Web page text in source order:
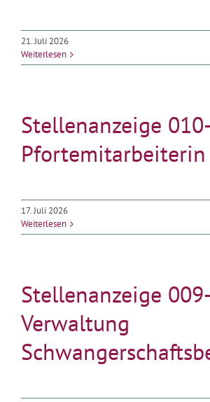
21. Juli 2026
Weiterlesen
Stellenanzeige
Pfortemitarbeiterin
17. Juli 2026
Weiterlesen
Stellenanzeige
Verwaltung